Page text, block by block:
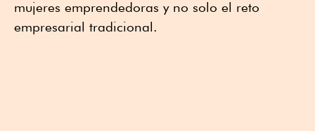
mujeres emprendedoras y no solo el reto
empresarial tradicional.